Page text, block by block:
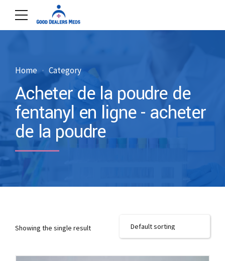
Home Category
Acheter de la poudre de
fentanyl en ligne - acheter
de la poudre
Showing the single result